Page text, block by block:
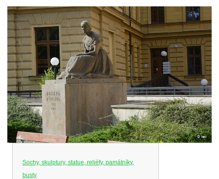
Sochy, skulptury, statue, reliéfy, památníky,
busty